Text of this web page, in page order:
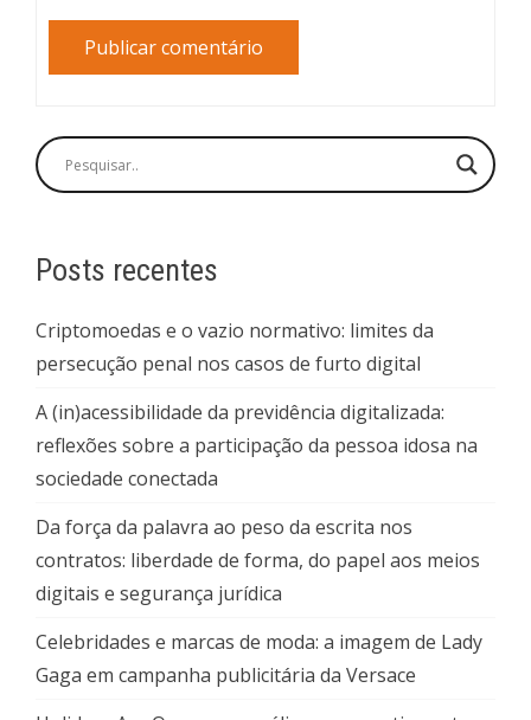
Posts recentes
Criptomoedas e o vazio normativo: limites da
persecução penal nos casos de furto digital
A (in)acessibilidade da previdência digitalizada:
reflexões sobre a participação da pessoa idosa na
sociedade conectada
Da força da palavra ao peso da escrita nos
contratos: liberdade de forma, do papel aos meios
digitais e segurança jurídica
Celebridades e marcas de moda: a imagem de Lady
Gaga em campanha publicitária da Versace